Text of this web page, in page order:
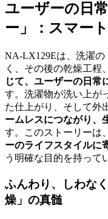
ユーザーの日
ー」：スマー
NA-LX129Eは、洗濯
く、その後の乾燥工程
じて、ユーザーの日常
す。洗濯物が洗い上が
た仕上がり、そして外
ームレスにつながり、
す。このストーリーは
ーのライフスタイルに
う明確な目的を持って
ふんわり、しわな
燥」の真髄